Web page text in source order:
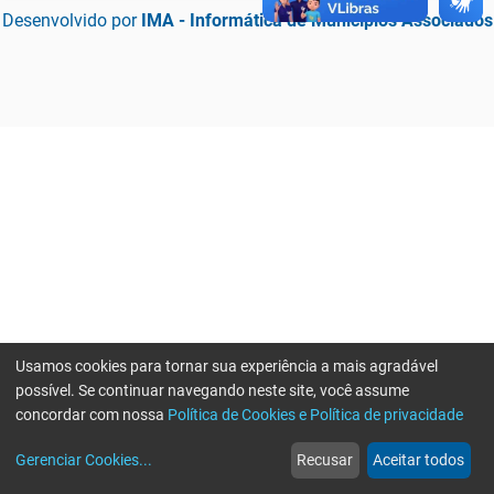
Desenvolvido por IMA - Informática de Municípios Associados
web
Notícias
more_horiz
Mais
Usamos cookies para tornar sua experiência a mais agradável
possível. Se continuar navegando neste site, você assume
concordar com nossa Política de Cookies e Política de privacidade
Gerenciar Cookies... Recusar Aceitar todos
Erro ao enviar informações, por favor tente novamente